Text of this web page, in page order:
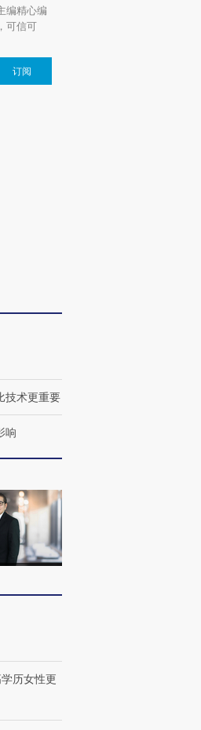
视线｜火箭残骸撞月球的
SpaceX的万亿帝国
三对
住三大增长引擎是什么？
编精心编
可信可
订阅
技术更重要
响
历女性更